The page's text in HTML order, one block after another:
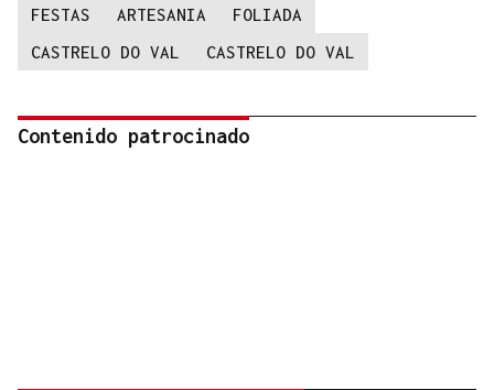
FESTAS ARTESANIA
FOLIADA
CASTRELO DO VAL
CASTRELO DO VAL
Contenido patrocinado